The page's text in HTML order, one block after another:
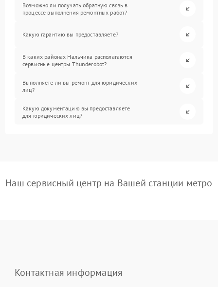
Возможно ли получать обратную связь в
процессе выполнения ремонтных работ?
Какую гарантию вы предоставляете?
В каких районах Нальчика располагаются
сервисные центры Thunderobot?
Выполняете ли вы ремонт для юридических
лиц?
Какую документацию вы предоставляете
для юридических лиц?
Наш сервисный центр на Вашей станции метро
Контактная информация